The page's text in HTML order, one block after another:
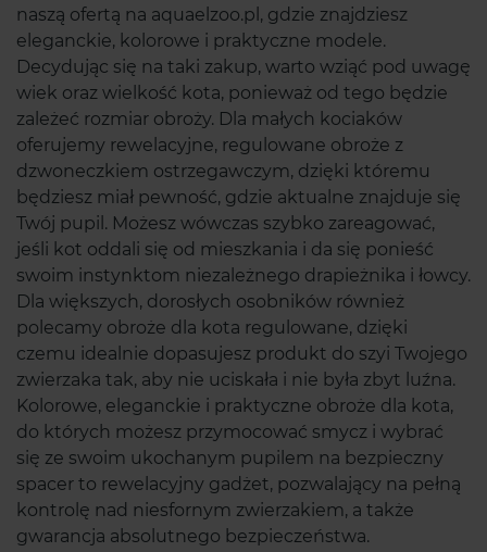
naszą ofertą na aquaelzoo.pl, gdzie znajdziesz
eleganckie, kolorowe i praktyczne modele.
Decydując się na taki zakup, warto wziąć pod uwagę
wiek oraz wielkość kota, ponieważ od tego będzie
zależeć rozmiar obroży. Dla małych kociaków
oferujemy rewelacyjne, regulowane obroże z
dzwoneczkiem ostrzegawczym, dzięki któremu
będziesz miał pewność, gdzie aktualne znajduje się
Twój pupil. Możesz wówczas szybko zareagować,
jeśli kot oddali się od mieszkania i da się ponieść
swoim instynktom niezależnego drapieżnika i łowcy.
Dla większych, dorosłych osobników również
polecamy obroże dla kota regulowane, dzięki
czemu idealnie dopasujesz produkt do szyi Twojego
zwierzaka tak, aby nie uciskała i nie była zbyt luźna.
Kolorowe, eleganckie i praktyczne obroże dla kota,
do których możesz przymocować smycz i wybrać
się ze swoim ukochanym pupilem na bezpieczny
spacer to rewelacyjny gadżet, pozwalający na pełną
kontrolę nad niesfornym zwierzakiem, a także
gwarancja absolutnego bezpieczeństwa.